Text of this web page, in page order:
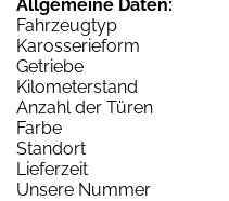
Allgemeine Daten:
Fahrzeugtyp
Karosserieform
Getriebe
Kilometerstand
Anzahl der Türen
Farbe
Standort
Lieferzeit
Unsere Nummer